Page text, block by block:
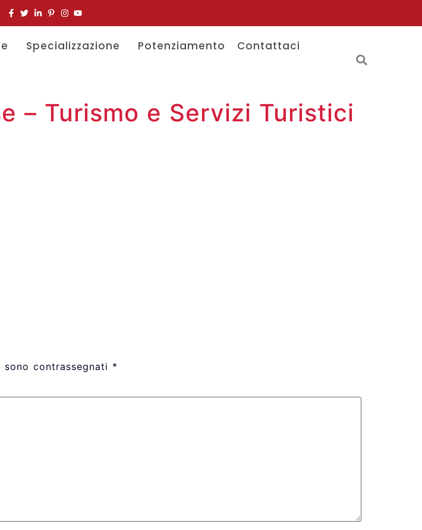
Specializzazione Potenziamento
Contattaci
– Turismo e Servizi Turistici
contrassegnati *